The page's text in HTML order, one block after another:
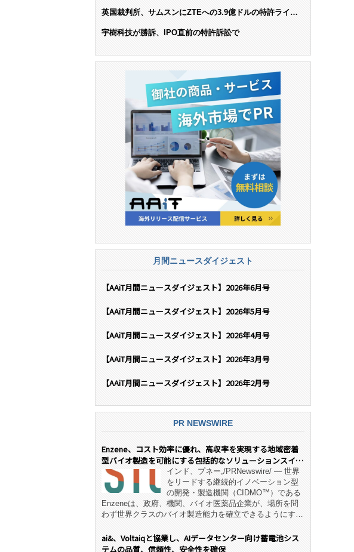
英国裁判所、サムスンにZTEへの3.9億ドルの特許ライセ
宇樹科技が勝訴、IPO直前の特許訴訟で
月間ニュースダイジェスト
【AAiT月間ニュースダイジェスト】2026年6月号
【AAiT月間ニュースダイジェスト】2026年5月号
【AAiT月間ニュースダイジェスト】2026年4月号
【AAiT月間ニュースダイジェスト】2026年3月号
【AAiT月間ニュースダイジェスト】2026年2月号
PR NEWSWIRE
Enzene、コスト効率に優れ、高収率を実現する地域密着
型バイオ製造を可能にする包括的なソリューションスイー
ト「NeX™」 をリリースインド、プネー,/PRNewswire/ — 世界
をリードする継続的イノベーション型
の開発・製造機関（CIDMO™）である
Enzeneは、政府、機関、バイオ医薬品企業が、場所を問
わず世界クラスのバイオ製造能力を確立できるようにす
デル「NeX™」の立ち上げを発表しました。 同社の実績
あるEnzeneX® fully‑connected continuous
ai&、Voltaiqと協業し、AIデータセンター向け蓄電池シス
テムの品質、信頼性、安全性を確保